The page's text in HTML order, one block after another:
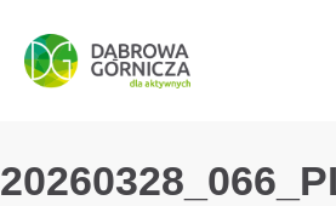
PRZEJDŹ DO MENU
PRZEJDŹ DO WYSZUKIWARKI
PRZEJDŹ DO TREŚCI